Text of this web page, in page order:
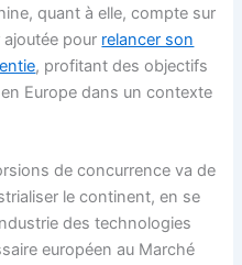
quant à elle, compte sur
pour relancer son
, profitant des objectifs
Europe dans un contexte
de concurrence va de
le continent, en se
des technologies
européen au Marché